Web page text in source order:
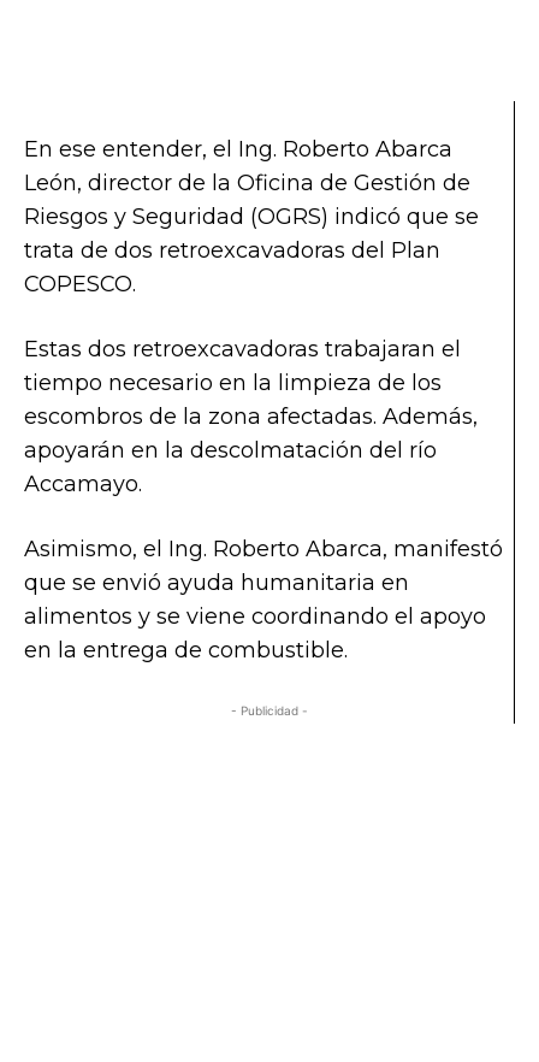
En ese entender, el Ing. Roberto Abarca
León, director de la Oficina de Gestión de
Riesgos y Seguridad (OGRS) indicó que se
trata de dos retroexcavadoras del Plan
COPESCO.
Estas dos retroexcavadoras trabajaran el
tiempo necesario en la limpieza de los
escombros de la zona afectadas. Además,
apoyarán en la descolmatación del río
Accamayo.
Asimismo, el Ing. Roberto Abarca, manifestó
que se envió ayuda humanitaria en
alimentos y se viene coordinando el apoyo
en la entrega de combustible.
- Publicidad -